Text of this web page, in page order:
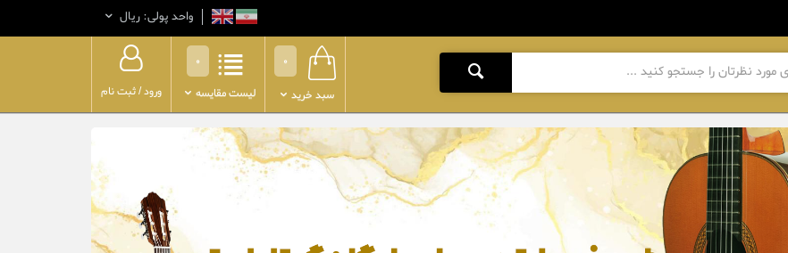
واحد پولی: ريال
ورود/ثبت نام
0
سبد خرید
0
لیست مقایسه